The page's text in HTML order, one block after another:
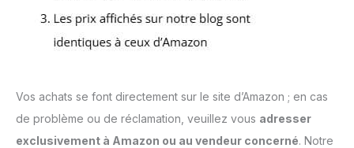
Vos achats se font directement sur le site d’Amazon ; en cas
de problème ou de réclamation, veuillez vous adresser
exclusivement à Amazon ou au vendeur concerné. Notre